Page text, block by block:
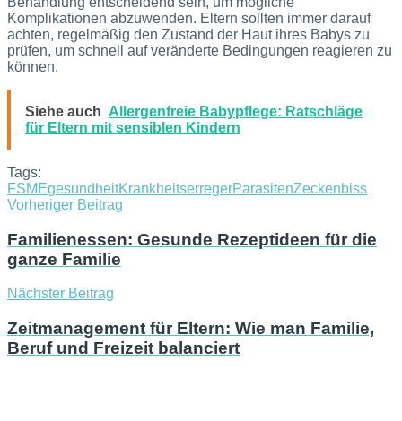
Komplikationen abzuwenden. Eltern sollten immer darauf
achten, regelmäßig den Zustand der Haut ihres Babys zu
prüfen, um schnell auf veränderte Bedingungen reagieren zu
können.
Siehe auch Allergenfreie Babypflege: Ratschläge
für Eltern mit sensiblen Kindern
Tags:
FSMEgesundheitKrankheitserregerParasitenZeckenbiss
Vorheriger Beitrag
Familienessen: Gesunde Rezeptideen für die
ganze Familie
Nächster Beitrag
Zeitmanagement für Eltern: Wie man Familie,
Beruf und Freizeit balanciert